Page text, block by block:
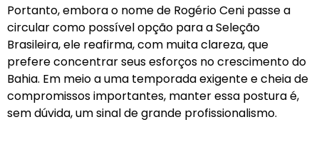
Portanto, embora o nome de Rogério Ceni passe a
circular como possível opção para a Seleção
Brasileira, ele reafirma, com muita clareza, que
prefere concentrar seus esforços no crescimento do
Bahia. Em meio a uma temporada exigente e cheia de
compromissos importantes, manter essa postura é,
sem dúvida, um sinal de grande profissionalismo.